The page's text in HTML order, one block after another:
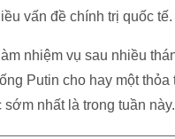
vấn đề chính trị quốc tế.
nhiệm vụ sau nhiều
Putin cho hay một
nhất là trong tuần này.